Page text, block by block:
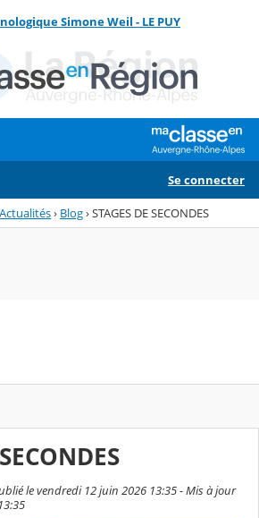
Simone Weil - LE PUY
Se connecter
Actualités› Blog›STAGES DE SECONDES
le vendredi 12 juin 2026 13:35 - Mis à jour